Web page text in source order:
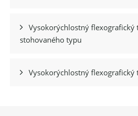

Vysokorýchlostný flexografický
stohovaného typu
 Vysokorýchlostný flexografický